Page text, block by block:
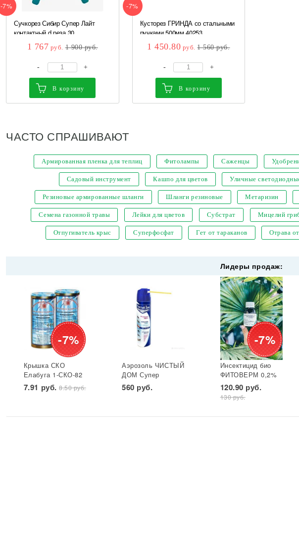
-7%
Сучкорез Сибир Супер Лайт
контактный d реза 30...
1 767 руб. 1 900руб.
- +
В корзину
-7%
Кусторез ГРИНДА со стальными
ручками 500мм 40253
1 450.80 руб. 1 560руб.
- +
В корзину
ЧАСТО СПРАШИВАЮТ
Армированная пленка для теплиц Фитолампы Саженцы
Садовый инструмент Кашпо для цветов Уличные
Резиновые армированные шланги Шланги резиновые Метаризин
Семена газонной травы Лейки для цветов Субстрат Мицелий
Отпугиватель крыс Суперфосфат Гет от тараканов Отрава
Лидеры продаж:
-7%
Крышка СКО
Елабуга 1-СКО-82
лакированная
Звезда 1/50/600*
7.91 руб.8.50 руб.
Аэрозоль ЧИСТЫЙ
ДОМ Супер
универ. фл 600 мл
(двойное
560 руб.
-7%
Инсектицид био
ФИТОВЕРМ 0,2%
бут 25 мл ВХ 1/30
120.90 руб.
130 руб.